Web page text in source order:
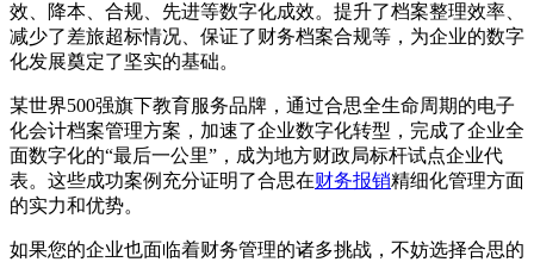
效、降本、合规、先进等数字化成效。提升了档案整理效率、
减少了差旅超标情况、保证了财务档案合规等，为企业的数字
化发展奠定了坚实的基础。
某世界500强旗下教育服务品牌，通过合思全生命周期的电子
化会计档案管理方案，加速了企业数字化转型，完成了企业全
面数字化的“最后一公里”，成为地方财政局标杆试点企业代
表。这些成功案例充分证明了合思在财务报销精细化管理方面
的实力和优势。
如果您的企业也面临着财务管理的诸多挑战，不妨选择合思的